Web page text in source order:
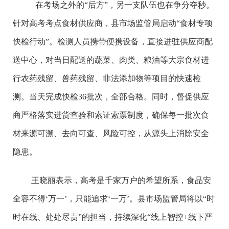
在考场之外的“后方”，另一支队伍也在争分夺秒。
针对高考考点食材供应商，县市场监管局启动“食材专项
快检行动”。检测人员携带便携设备，直接进驻供应商配
送中心，对当日配送的蔬菜、肉类、粮油等大宗食材进
行农药残留、兽药残留、非法添加物等项目的快速检
测。当天完成快检36批次，全部合格。同时，督促供应
商严格落实进货查验和索证索票制度，确保每一批次食
材来源可溯、去向可查、风险可控，从源头上消除安全
隐患。
王晓丽表示，高考是千家万户的希望所系，食品安
全容不得‘万一’，只能追求‘一万’。县市场监管局将以“时
时在线、处处尽责”的担当，持续深化“线上智控+线下严